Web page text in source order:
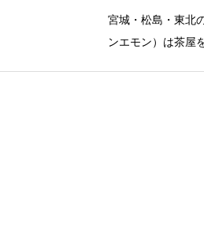
宮城・松島・東北
ンエモン）は茶屋